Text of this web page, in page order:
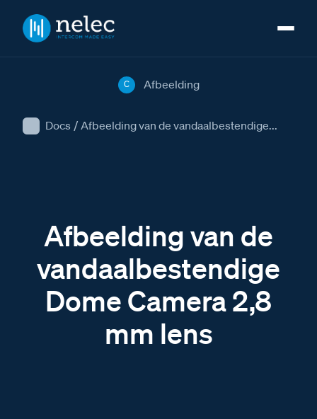
Docs / Afbeelding van de vandaalbestendige...
C Afbeelding
Afbeelding van de
vandaalbestendige
Dome Camera 2,8
mm lens